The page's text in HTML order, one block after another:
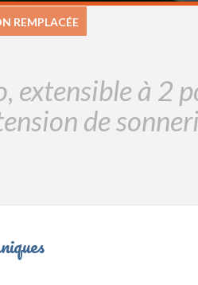
REMPLACÉE
extensible à 2
de